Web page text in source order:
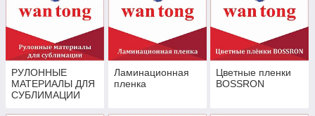
РУЛОННЫЕ
МАТЕРИАЛЫ ДЛЯ
СУБЛИМАЦИИ
Ламинационная
пленка
Цветные пленки
BOSSRON